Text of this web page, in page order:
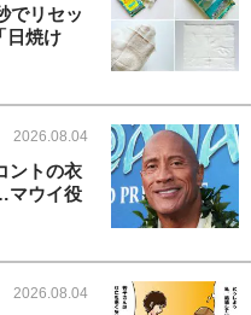
でリセッ
日焼け
2026.08.04
ントの衣
マウイ役
2026.08.04